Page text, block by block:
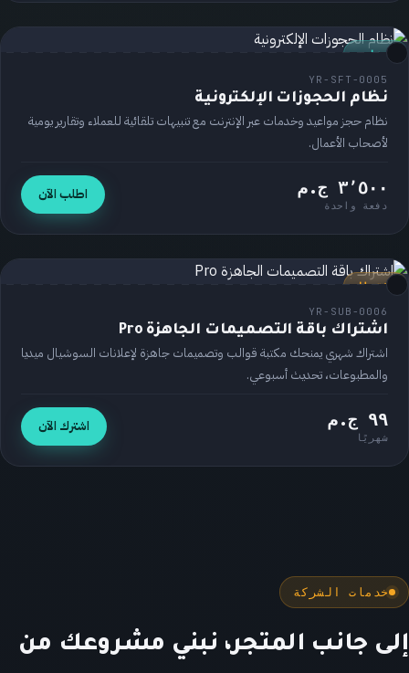
برنامج
YR-SFT-0005
نظام الحجوزات الإلكترونية
نظام حجز مواعيد وخدمات عبر الإنترنت مع تنبيهات تلقائية للعملاء وتقارير يومية
لأصحاب الأعمال.
٣٬٥٠٠ ج.م
دفعة واحدة
اطلب الآن
اشتراك
YR-SUB-0006
اشتراك باقة التصميمات الجاهزة Pro
اشتراك شهري يمنحك مكتبة قوالب وتصميمات جاهزة لإعلانات السوشيال ميديا
والمطبوعات، تحديث أسبوعي.
٩٩ ج.م
شهريًا
اشترك الآن
خدمات الشركة
إلى جانب المتجر، نبني مشروعك من